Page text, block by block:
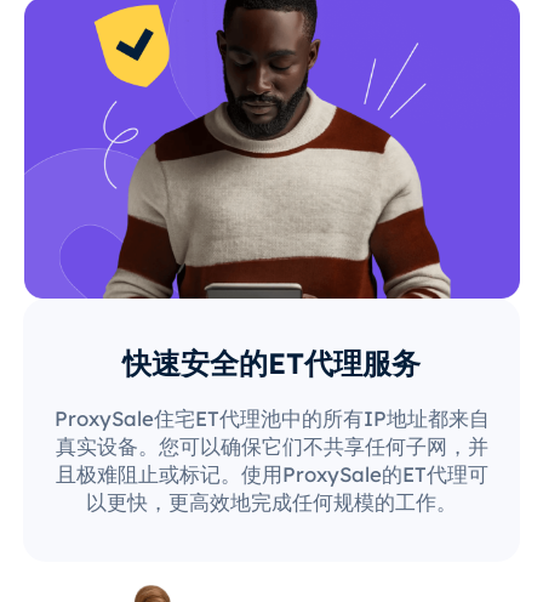
快速安全的ET代理服务
ProxySale住宅ET代理池中的所有IP地址都来自
真实设备。您可以确保它们不共享任何子网，并
且极难阻止或标记。使用ProxySale的ET代理可
以更快，更高效地完成任何规模的工作。